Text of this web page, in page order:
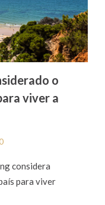
o
viver a
considera
para viver